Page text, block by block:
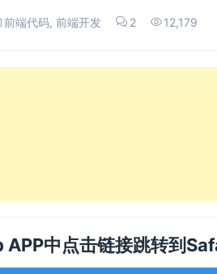
前端代码,前端开发 2 12,179
APP中点击链接跳转到